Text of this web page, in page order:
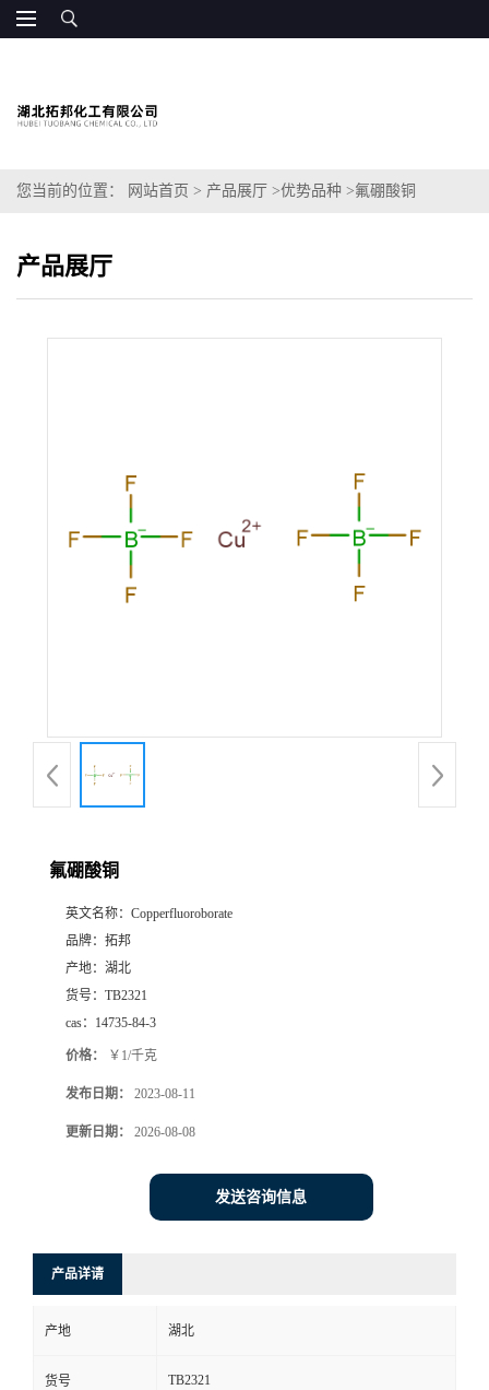
您当前的位置： 网站首页 > 产品展厅 >优势品种 >氟硼酸铜
产品展厅
氟硼酸铜
英文名称： Copperfluoroborate
品牌： 拓邦
产地： 湖北
货号： TB2321
cas： 14735-84-3
价格： ￥1/千克
发布日期： 2023-08-11
更新日期： 2026-08-08
发送咨询信息
产品详请
产地 湖北
货号 TB2321